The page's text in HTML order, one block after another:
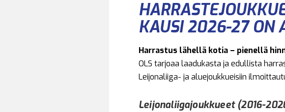
KAUSI 2026-27 ON
Harrastus lähellä kotia – pienellä
OLS tarjoaa laadukasta ja edullista
Leijonaliiga- ja aluejoukkueisiin
Leijonaliigajoukkueet (2016-